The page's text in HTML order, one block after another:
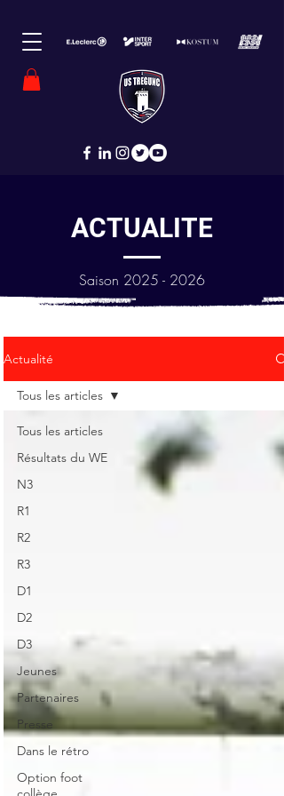
ACTUALITE
Saison 2025 - 2026
Actualité
Tous les articles
Résultats du WE
N3
R1
R2
R3
D1
D2
D3
Jeunes
Partenaires
Presse
Dans le rétro
Option foot
Tous les articles